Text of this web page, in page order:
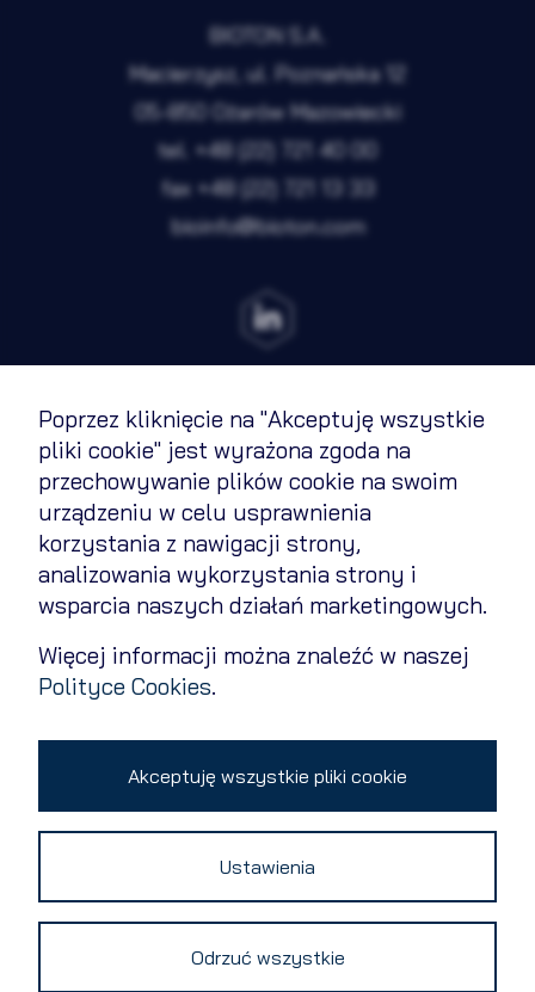
Poprzez kliknięcie na "Akceptuję wszystkie
pliki cookie" jest wyrażona zgoda na
przechowywanie plików cookie na swoim
urządzeniu w celu usprawnienia
korzystania z nawigacji strony,
analizowania wykorzystania strony i
wsparcia naszych działań marketingowych.
Więcej informacji można znaleźć w naszej
Polityce Cookies.
Akceptuję wszystkie pliki cookie
Ustawienia
Odrzuć wszystkie
Nieaktywne
Zapisz wybrane i zamknij
Akceptuję wszystkie pliki cookie
BIOTON S.A.
Macierzysz, ul. Poznańska 12
05-850 Ożarów Mazowiecki
tel. +48 (22) 721 40 00
fax +48 (22) 721 13 33
bioinfo@bioton.com
Regulamin
Polityka cookies
Polityka prywatności
Kontakt
Zmień ustawienia cookies
Copyright 2026 © All rights reserved